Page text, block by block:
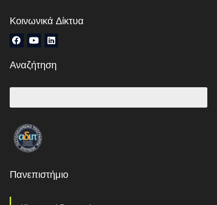
Κοινωνικά Δίκτυα
Αναζήτηση
Πανεπιστήμιο